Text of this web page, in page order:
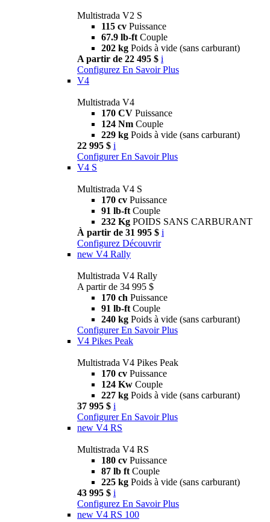
Multistrada V2 S
115 cv Puissance
67.9 lb-ft Couple
202 kg Poids à vide (sans carburant)
A partir de 22 495 $ i
Configurez En Savoir Plus
V4
Multistrada V4
170 CV Puissance
124 Nm Couple
229 kg Poids à vide (sans carburant)
22 995 $ i
Configurer En Savoir Plus
V4 S
Multistrada V4 S
170 cv Puissance
91 lb-ft Couple
232 Kg POIDS SANS CARBURANT
À partir de 31 995 $ i
Configurez Découvrir
new V4 Rally
Multistrada V4 Rally
A partir de 34 995 $
170 ch Puissance
91 lb-ft Couple
240 kg Poids à vide (sans carburant)
Configurer En Savoir Plus
V4 Pikes Peak
Multistrada V4 Pikes Peak
170 cv Puissance
124 Kw Couple
227 kg Poids à vide (sans carburant)
37 995 $ i
Configurer En Savoir Plus
new V4 RS
Multistrada V4 RS
180 cv Puissance
87 lb ft Couple
225 kg Poids à vide (sans carburant)
43 995 $ i
Configurez En Savoir Plus
new V4 RS 100